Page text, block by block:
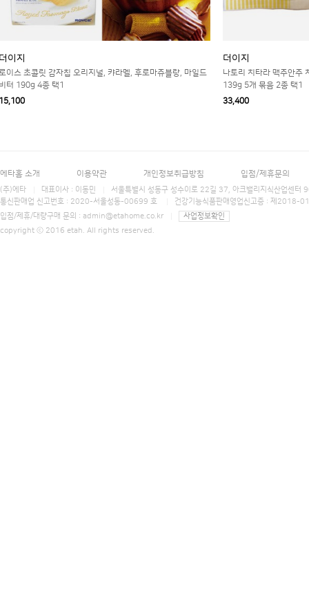
이지
이스 초콜릿 감자칩 오리지널, 캬라멜, 후로마쥬블랑, 마일드
터 190g 4종 택1
더이지
나토리 치타라 맥주안주
139g 5개 묶음 2종 택1
33,400
에타홈 소개 이용약관 개인정보취급방침 입점/제휴문의
(주)에타 대표이사 : 이동민
서울특별시 성동구 성수이로 22길 37, 아크밸리지식산업
통신판매업 신고번호 : 2020-서울성동-00699 호
건강기능식품판매영업신고증 : 제2018-
입점/제휴/대량구매 문의 : admin@etahome.co.kr
사업정보확인
copyright ⓒ 2016 etah. All rights reserved.